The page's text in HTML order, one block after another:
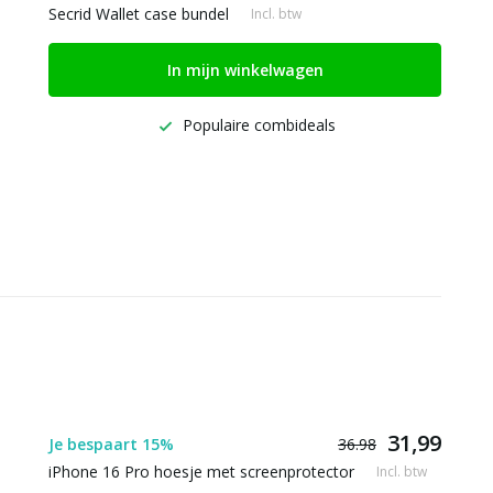
Secrid Wallet case bundel Incl. btw
In mijn winkelwagen
Populaire combideals
Je bespaart 15% 36.98 31,99
iPhone 16 Pro hoesje met screenprotector Incl. btw